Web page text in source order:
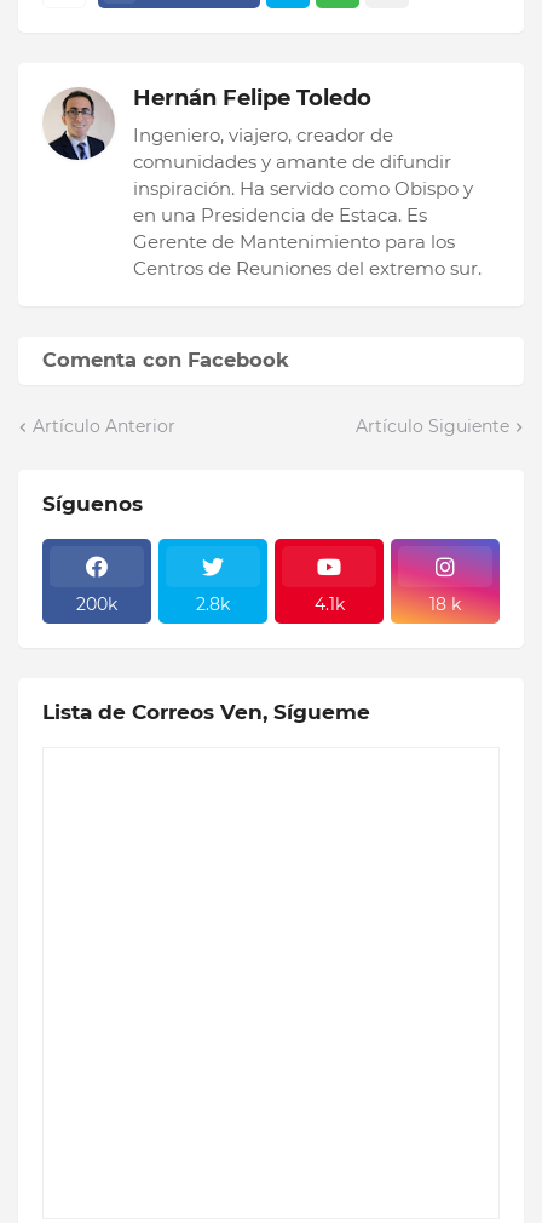
Hernán Felipe Toledo
Ingeniero, viajero, creador de
comunidades y amante de difundir
inspiración. Ha servido como Obispo y
en una Presidencia de Estaca. Es
Gerente de Mantenimiento para los
Centros de Reuniones del extremo sur.
Comenta con Facebook
Artículo Anterior Artículo Siguiente
Síguenos
200k 2.8k 4.1k 18 k
Lista de Correos Ven, Sígueme